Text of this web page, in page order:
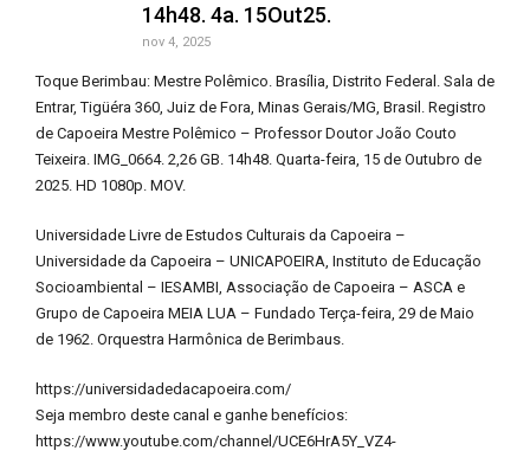
14h48. 4a. 15Out25.
nov 4, 2025
Toque Berimbau: Mestre Polêmico. Brasília, Distrito Federal. Sala de
Entrar, Tigüéra 360, Juiz de Fora, Minas Gerais/MG, Brasil. Registro
de Capoeira Mestre Polêmico – Professor Doutor João Couto
Teixeira. IMG_0664. 2,26 GB. 14h48. Quarta-feira, 15 de Outubro de
2025. HD 1080p. MOV.
Universidade Livre de Estudos Culturais da Capoeira –
Universidade da Capoeira – UNICAPOEIRA, Instituto de Educação
Socioambiental – IESAMBI, Associação de Capoeira – ASCA e
Grupo de Capoeira MEIA LUA – Fundado Terça-feira, 29 de Maio
de 1962. Orquestra Harmônica de Berimbaus.
https://universidadedacapoeira.com/
Seja membro deste canal e ganhe benefícios:
https://www.youtube.com/channel/UCE6HrA5Y_VZ4-